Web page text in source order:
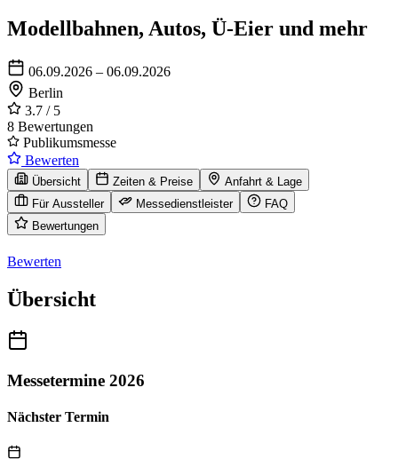
Modellbahnen, Autos, Ü-Eier und mehr
06.09.2026 – 06.09.2026
Berlin
3.7 / 5
8 Bewertungen
Publikumsmesse
Bewerten
Übersicht Zeiten & Preise
Anfahrt & Lage
Für Aussteller
Messedienstleister
FAQ
Bewertungen
Bewerten
Übersicht
Messetermine 2026
Nächster Termin